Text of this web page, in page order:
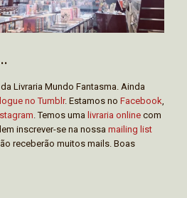
Livraria Mundo Fantasma. Ainda
no Tumblr. Estamos no Facebook
. Temos uma livraria online com
inscrever-se na nossa mailing list
receberão muitos mails. Boas